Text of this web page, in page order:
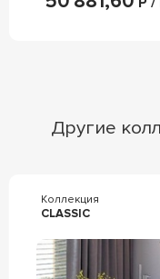
Другие
Коллекция
CLASSIC